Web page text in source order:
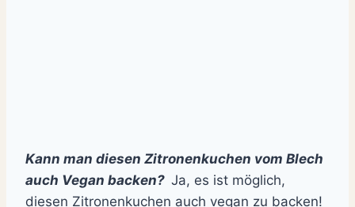
Kann man diesen Zitronenkuchen vom Blech
auch Vegan backen? Ja, es ist möglich,
diesen Zitronenkuchen auch vegan zu backen!